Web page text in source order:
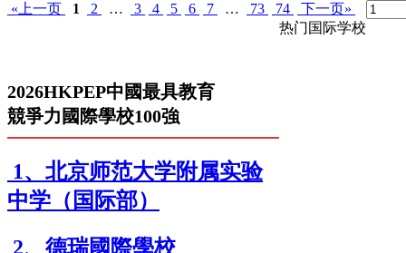
«上一页 1 2 … 3 4 5 6 7 … 73 74 下一页»
2026HKPEP中國最具教育
競爭力國際學校100強
1、北京师范大学附属实验
中学（国际部）
2、德瑞國際學校
热门国际学校